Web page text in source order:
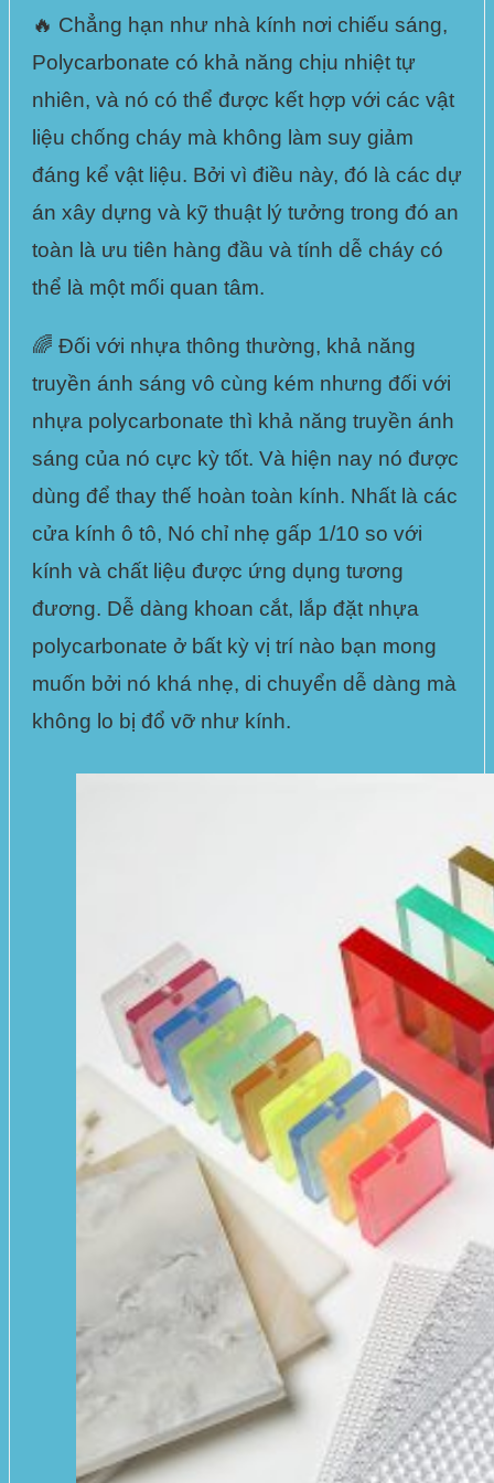
🔥 Chẳng hạn như nhà kính nơi chiếu sáng,
Polycarbonate có khả năng chịu nhiệt tự
nhiên, và nó có thể được kết hợp với các vật
liệu chống cháy mà không làm suy giảm
đáng kể vật liệu. Bởi vì điều này, đó là các dự
án xây dựng và kỹ thuật lý tưởng trong đó an
toàn là ưu tiên hàng đầu và tính dễ cháy có
thể là một mối quan tâm.
🌈 Đối với nhựa thông thường, khả năng
truyền ánh sáng vô cùng kém nhưng đối với
nhựa polycarbonate thì khả năng truyền ánh
sáng của nó cực kỳ tốt. Và hiện nay nó được
dùng để thay thế hoàn toàn kính. Nhất là các
cửa kính ô tô, Nó chỉ nhẹ gấp 1/10 so với
kính và chất liệu được ứng dụng tương
đương. Dễ dàng khoan cắt, lắp đặt nhựa
polycarbonate ở bất kỳ vị trí nào bạn mong
muốn bởi nó khá nhẹ, di chuyển dễ dàng mà
không lo bị đổ vỡ như kính.